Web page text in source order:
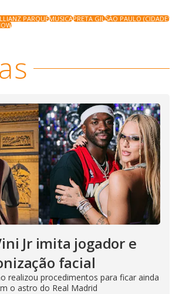
PARQUEMÚSICAPRETA GILSÃO PAULO (CIDADE)
Jr imita jogador e
facial
realizou procedimentos para ficar ainda
o astro do Real Madrid